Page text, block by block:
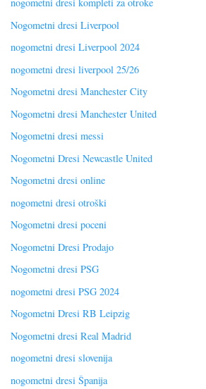
Nogometni dresi Liverpool
nogometni dresi Liverpool 2024
nogometni dresi liverpool 25/26
Nogometni dresi Manchester City
Nogometni dresi Manchester United
Nogometni dresi messi
Nogometni Dresi Newcastle United
Nogometni dresi online
nogometni dresi otroški
Nogometni dresi poceni
Nogometni Dresi Prodajo
Nogometni dresi PSG
nogometni dresi PSG 2024
Nogometni Dresi RB Leipzig
Nogometni dresi Real Madrid
nogometni dresi slovenija
nogometni dresi Španija